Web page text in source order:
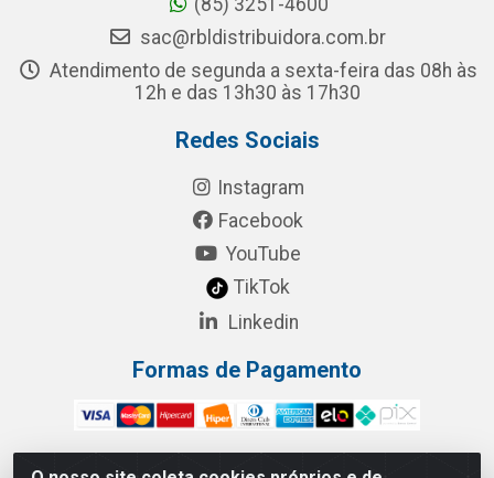
sac@rbldistribuidora.com.br
Atendimento de segunda a sexta-feira das 08h às
12h e das 13h30 às 17h30
Redes Sociais
Instagram
Facebook
YouTube
TikTok
Linkedin
Formas de Pagamento